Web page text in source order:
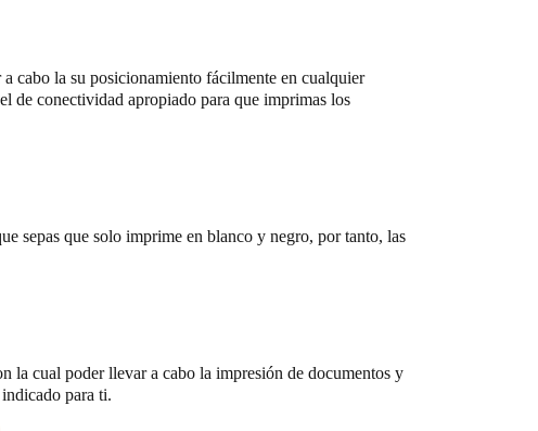
cabo la su posicionamiento fácilmente en cualquier
de conectividad apropiado para que imprimas los
sepas que solo imprime en blanco y negro, por tanto, las
la cual poder llevar a cabo la impresión de documentos y
para ti.